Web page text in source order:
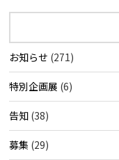
お知らせ (271)
特別企画展 (6)
告知 (38)
募集 (29)